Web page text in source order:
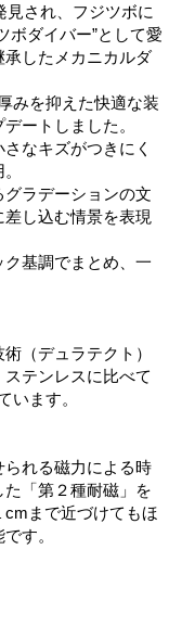
見され、フジツボに
ボダイバー”として愛
したメカニカルダ
みを抑えた快適な装
ートしました。
なキズがつきにく
グラデーションの文
し込む情景を表現
ク基調でまとめ、一
（デュラテクト）
テンレスに比べて
います。
れる磁力による時
「第２種耐磁」を
まで近づけてもほ
す。